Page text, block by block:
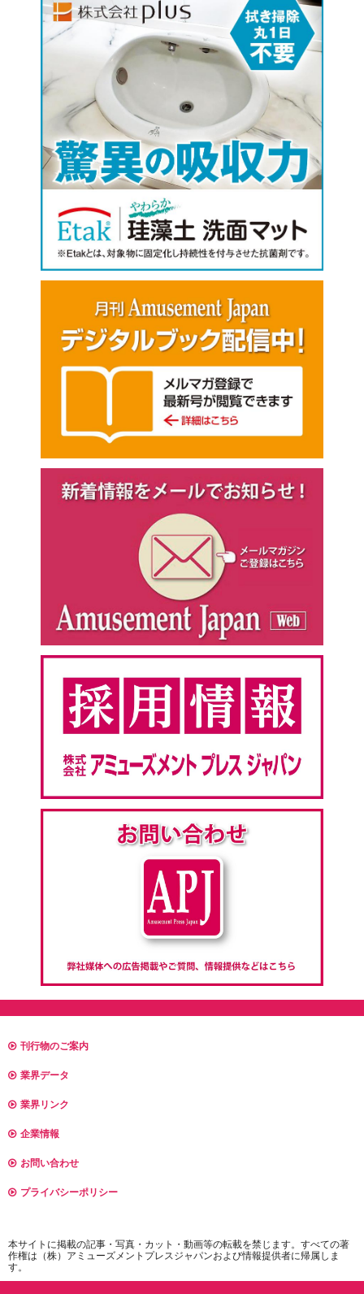
刊行物のご案内
業界データ
業界リンク
企業情報
お問い合わせ
プライバシーポリシー
本サイトに掲載の記事・写真・カット・動画等の転載を禁じます。すべての著
作権は（株）アミューズメントプレスジャパンおよび情報提供者に帰属しま
す。